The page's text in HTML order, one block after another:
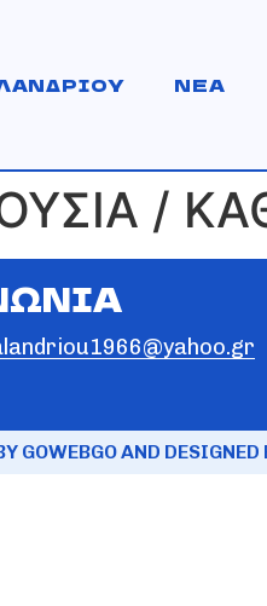
ΝΕΑ
/
GOWEBGO AND